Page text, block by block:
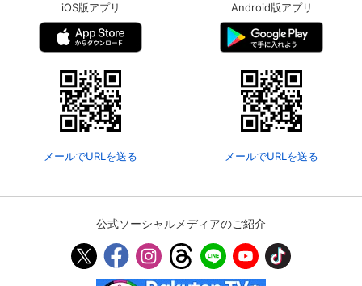
iOS版アプリ
メールでURLを送る
Android版アプリ
メールでURLを送る
公式ソーシャルメディアのご紹介